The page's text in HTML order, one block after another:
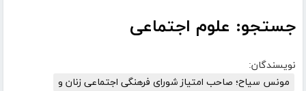
جستجو: علوم اجتماعی
نویسندگان:
مونس سیاح؛ صاحب امتیاز شورای فرهنگی اجتماعی زنان و